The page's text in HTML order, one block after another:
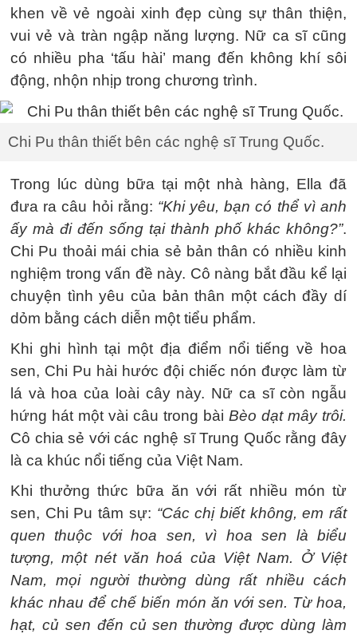
khen về vẻ ngoài xinh đẹp cùng sự thân thiện,
vui vẻ và tràn ngập năng lượng. Nữ ca sĩ cũng
có nhiều pha ‘tấu hài’ mang đến không khí sôi
động, nhộn nhịp trong chương trình.
Chi Pu thân thiết bên các nghệ sĩ Trung Quốc.
Trong lúc dùng bữa tại một nhà hàng, Ella đã
đưa ra câu hỏi rằng: “Khi yêu, bạn có thể vì anh
ấy mà đi đến sống tại thành phố khác không?”.
Chi Pu thoải mái chia sẻ bản thân có nhiều kinh
nghiệm trong vấn đề này. Cô nàng bắt đầu kể lại
chuyện tình yêu của bản thân một cách đầy dí
dỏm bằng cách diễn một tiểu phẩm.
Khi ghi hình tại một địa điểm nổi tiếng về hoa
sen, Chi Pu hài hước đội chiếc nón được làm từ
lá và hoa của loài cây này. Nữ ca sĩ còn ngẫu
hứng hát một vài câu trong bài Bèo dạt mây trôi.
Cô chia sẻ với các nghệ sĩ Trung Quốc rằng đây
là ca khúc nổi tiếng của Việt Nam.
Khi thưởng thức bữa ăn với rất nhiều món từ
sen, Chi Pu tâm sự: “Các chị biết không, em rất
quen thuộc với hoa sen, vì hoa sen là biểu
tượng, một nét văn hoá của Việt Nam. Ở Việt
Nam, mọi người thường dùng rất nhiều cách
khác nhau để chế biến món ăn với sen. Từ hoa,
hạt, củ sen đến củ sen thường được dùng làm